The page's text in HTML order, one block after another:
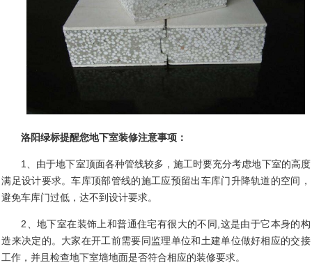
洛阳绿标提醒您地下室装修注意事项：
1、由于地下室顶面各种管线较多，施工时要充分考虑地下室的高度
满足设计要求。车库顶部管线的施工应预留出车库门升降轨道的空间，
避免车库门过低，达不到设计要求。
2、地下室在装饰上和普通住宅有很大的不同 这是由于它本身的构
造来决定的。大家在开工前需要同监理单位和土建单位做好相应的交接
工作，并且检查地下室墙地面是否符合相应的装修要求。